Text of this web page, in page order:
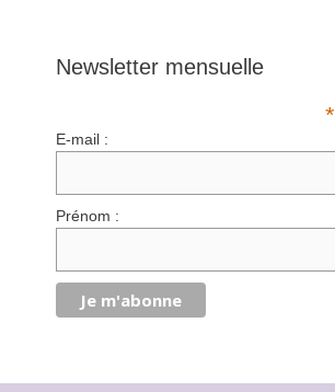
Newsletter mensuelle
*
E-mail :
Prénom :